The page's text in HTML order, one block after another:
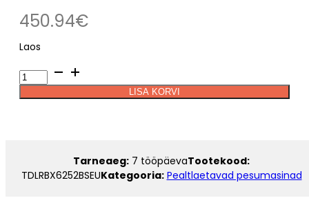
450.94€
Laos
Pesumasin
Whirlpool
TDLRBX6252BSEU
LISA KORVI
Alternative:
Tarneaeg: 7 tööpäevaTootekood:
TDLRBX6252BSEUKategooria: Pealtlaetavad pesumasinad